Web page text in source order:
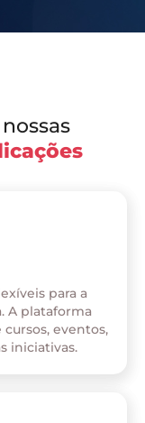
para a
A plataforma
eventos,
iniciativas.